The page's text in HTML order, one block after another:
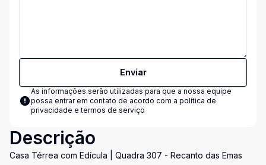
Enviar
As informações serão utilizadas para que a nossa equipe
possa entrar em contato de acordo com a política de
privacidade e termos de serviço
Descrição
Casa Térrea com Edícula | Quadra 307 - Recanto das Emas